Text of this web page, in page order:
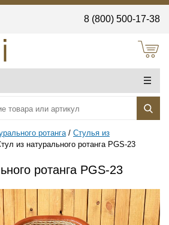
8 (800) 500-17-38
ротанга
Стулья из
из натурального ротанга PGS-23
ротанга PGS-23